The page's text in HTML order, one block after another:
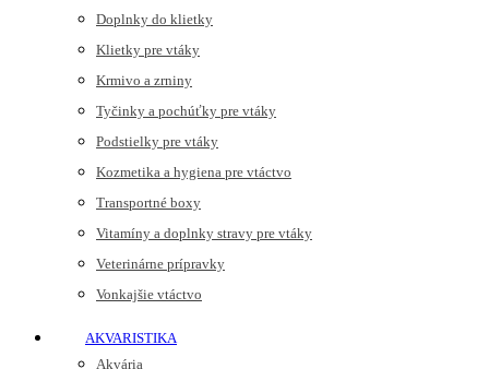
Doplnky do klietky
Klietky pre vtáky
Krmivo a zrniny
Tyčinky a pochúťky pre vtáky
Podstielky pre vtáky
Kozmetika a hygiena pre vtáctvo
Transportné boxy
Vitamíny a doplnky stravy pre vtáky
Veterinárne prípravky
Vonkajšie vtáctvo
AKVARISTIKA
Akvária